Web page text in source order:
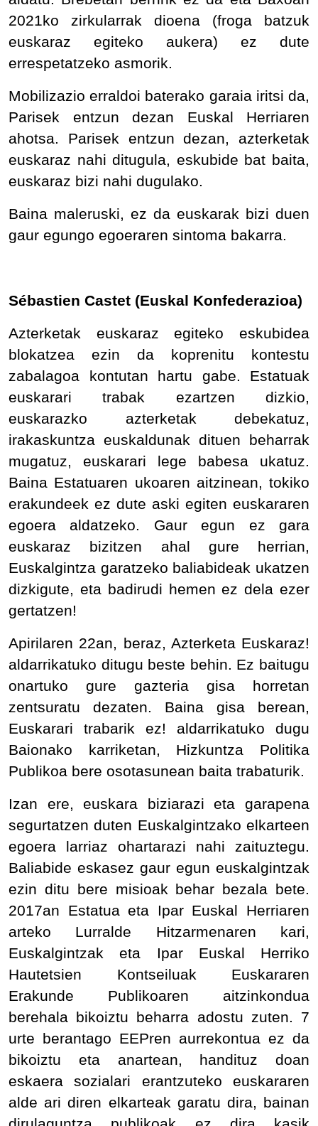
2021ko zirkularrak dioena (froga batzuk
euskaraz egiteko aukera) ez dute
errespetatzeko asmorik.
Mobilizazio erraldoi baterako garaia iritsi da,
Parisek entzun dezan Euskal Herriaren
ahotsa. Parisek entzun dezan, azterketak
euskaraz nahi ditugula, eskubide bat baita,
euskaraz bizi nahi dugulako.
Baina maleruski, ez da euskarak bizi duen
gaur egungo egoeraren sintoma bakarra.
Sébastien Castet (Euskal Konfederazioa)
Azterketak euskaraz egiteko eskubidea
blokatzea ezin da koprenitu kontestu
zabalagoa kontutan hartu gabe. Estatuak
euskarari trabak ezartzen dizkio,
euskarazko azterketak debekatuz,
irakaskuntza euskaldunak dituen beharrak
mugatuz, euskarari lege babesa ukatuz.
Baina Estatuaren ukoaren aitzinean, tokiko
erakundeek ez dute aski egiten euskararen
egoera aldatzeko. Gaur egun ez gara
euskaraz bizitzen ahal gure herrian,
Euskalgintza garatzeko baliabideak ukatzen
dizkigute, eta badirudi hemen ez dela ezer
gertatzen!
Apirilaren 22an, beraz, Azterketa Euskaraz!
aldarrikatuko ditugu beste behin. Ez baitugu
onartuko gure gazteria gisa horretan
zentsuratu dezaten. Baina gisa berean,
Euskarari trabarik ez! aldarrikatuko dugu
Baionako karriketan, Hizkuntza Politika
Publikoa bere osotasunean baita trabaturik.
Izan ere, euskara biziarazi eta garapena
segurtatzen duten Euskalgintzako elkarteen
egoera larriaz ohartarazi nahi zaituztegu.
Baliabide eskasez gaur egun euskalgintzak
ezin ditu bere misioak behar bezala bete.
2017an Estatua eta Ipar Euskal Herriaren
arteko Lurralde Hitzarmenaren kari,
Euskalgintzak eta Ipar Euskal Herriko
Hautetsien Kontseiluak Euskararen
Erakunde Publikoaren aitzinkondua
berehala bikoiztu beharra adostu zuten. 7
urte berantago EEPren aurrekontua ez da
bikoiztu eta anartean, handituz doan
eskaera sozialari erantzuteko euskararen
alde ari diren elkarteak garatu dira, bainan